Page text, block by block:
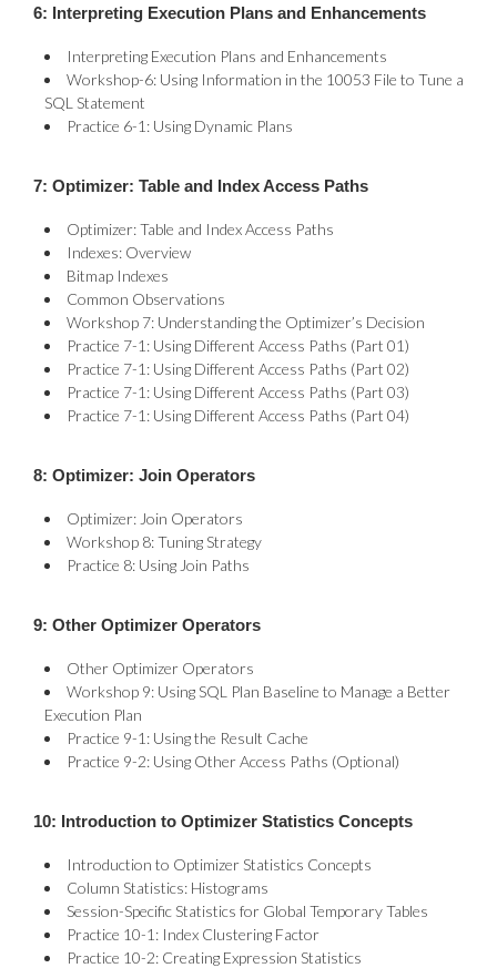
6: Interpreting Execution Plans and Enhancements
Interpreting Execution Plans and Enhancements
Workshop-6: Using Information in the 10053 File to Tune a
SQL Statement
Practice 6-1: Using Dynamic Plans
7: Optimizer: Table and Index Access Paths
Optimizer: Table and Index Access Paths
Indexes: Overview
Bitmap Indexes
Common Observations
Workshop 7: Understanding the Optimizer’s Decision
Practice 7-1: Using Different Access Paths (Part 01)
Practice 7-1: Using Different Access Paths (Part 02)
Practice 7-1: Using Different Access Paths (Part 03)
Practice 7-1: Using Different Access Paths (Part 04)
8: Optimizer: Join Operators
Optimizer: Join Operators
Workshop 8: Tuning Strategy
Practice 8: Using Join Paths
9: Other Optimizer Operators
Other Optimizer Operators
Workshop 9: Using SQL Plan Baseline to Manage a Better
Execution Plan
Practice 9-1: Using the Result Cache
Practice 9-2: Using Other Access Paths (Optional)
10: Introduction to Optimizer Statistics Concepts
Introduction to Optimizer Statistics Concepts
Column Statistics: Histograms
Session-Specific Statistics for Global Temporary Tables
Practice 10-1: Index Clustering Factor
Practice 10-2: Creating Expression Statistics